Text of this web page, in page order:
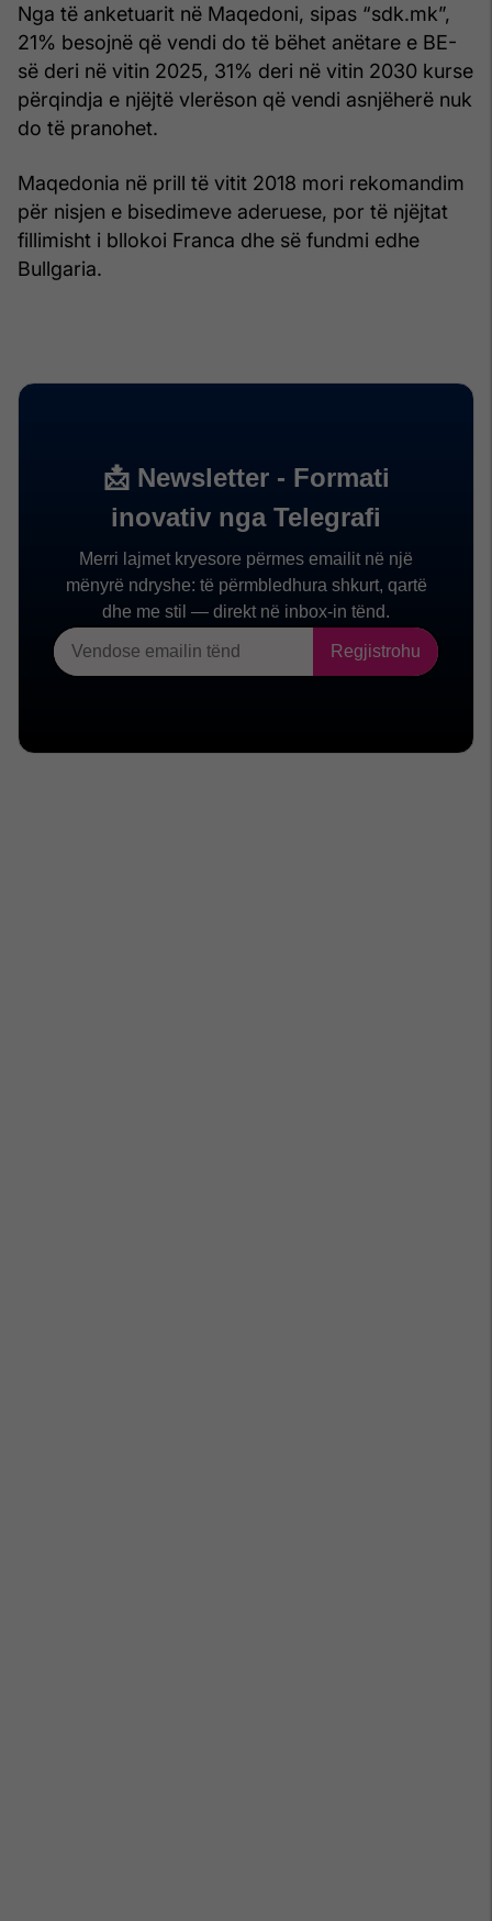
Nga të anketuarit në Maqedoni, sipas “sdk.mk”,
21% besojnë që vendi do të bëhet anëtare e BE-
së deri në vitin 2025, 31% deri në vitin 2030 kurse
përqindja e njëjtë vlerëson që vendi asnjëherë nuk
do të pranohet.
Maqedonia në prill të vitit 2018 mori rekomandim
për nisjen e bisedimeve aderuese, por të njëjtat
fillimisht i bllokoi Franca dhe së fundmi edhe
Bullgaria.